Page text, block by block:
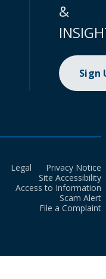
&
Sign
Legal
Privacy Notice
Site Accessibility
Access to Information
Scam Alert
File a Complaint